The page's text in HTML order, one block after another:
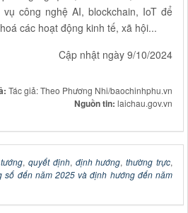
công nghệ AI, blockchain, IoT để
các hoạt động kinh tế, xã hội...
Cập nhật ngày 9/10/2024
Tác giả: Theo Phương Nhi/baochinhphu.vn
Nguồn tin: laichau.gov.vn
, quyết định, định hướng,thường trực,
số đến năm 2025 và định hướng đến năm